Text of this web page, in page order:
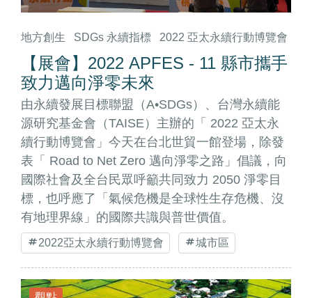
地方創生 SDGs 永續指標 2022 亞太永續行動博覽會
【展會】2022 APFES - 11 縣市攜手
致力邁向淨零未來
由永續發展目標聯盟（A•SDGs）、台灣永續能
源研究基金會（TAISE）主辦的「 2022 亞太永
續行動博覽會」今天在台北世貿一館登場，除發
表「 Road to Net Zero 邁向淨零之路」倡議，向
國際社會及全台民眾呼籲共同致力 2050 淨零目
標，也呼應了「氣候危機是全球性生存危機、沒
有地理界線」的國際共識與普世價值。
2022亞太永續行動博覽會 城市區